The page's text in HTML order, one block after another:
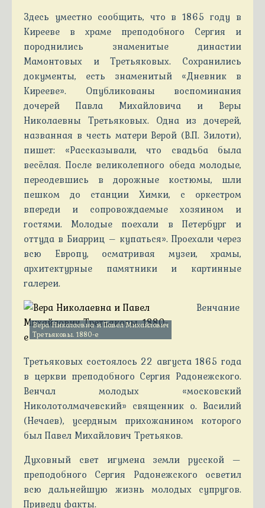
Здесь уместно сообщить, что в 1865 году в
Кирееве в храме преподобного Сергия и
породнились знаменитые династии
Мамонтовых и Третьяковых. Сохранились
документы, есть знаменитый «Дневник в
Кирееве». Опубликованы воспоминания
дочерей Павла Михайловича и Веры
Николаевны Третьяковых. Одна из дочерей,
названная в честь матери Верой (В.П. Зилоти),
пишет: «Рассказывали, что свадьба была
весёлая. После великолепного обеда молодые,
переодевшись в дорожные костюмы, шли
пешком до станции Химки, с оркестром
впереди и сопровождаемые хозяином и
гостями. Молодые поехали в Петербург и
оттуда в Биарриц – купаться». Проехали через
всю Европу, осматривая музеи, храмы,
архитектурные памятники и картинные
галереи.
Вера Николаевна и Павел Михайлович
Третьяковы. 1880-е
Венчание
Третьяковых состоялось 22 августа 1865 года
в церкви преподобного Сергия Радонежского.
Венчал молодых «московский
Николотолмачевский» священник о. Василий
(Нечаев), усердным прихожанином которого
был Павел Михайлович Третьяков.
Духовный свет игумена земли русской —
преподобного Сергия Радонежского осветил
всю дальнейшую жизнь молодых супругов.
Приведу факты.